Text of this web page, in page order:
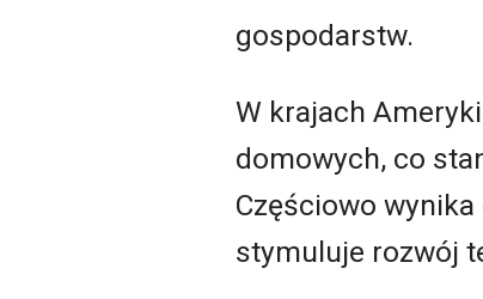
gospodarstw.
W krajach
domowych, co
Częściowo
stymuluje rozwój